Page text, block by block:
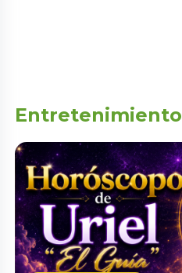
Entretenimiento